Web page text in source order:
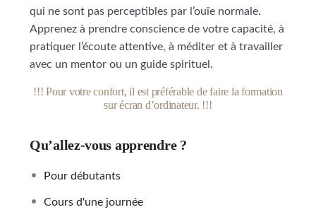
qui ne sont pas perceptibles par l’ouïe normale.
Apprenez à prendre conscience de votre capacité, à
pratiquer l’écoute attentive, à méditer et à travailler
avec un mentor ou un guide spirituel.
!!! Pour votre confort, il est préférable de faire la formation
sur écran d’ordinateur. !!!
Qu’allez-vous apprendre ?
Pour débutants
Cours d'une journée